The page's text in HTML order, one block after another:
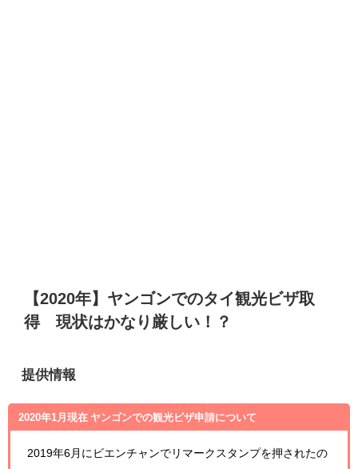
【2020年】ヤンゴンでのタイ観光ビザ取
得 現状はかなり厳しい！？
提供情報
2020年1月現在 ヤンゴンでの観光ビザ申請について
2019年6月にビエンチャンでリマークスタンプを押されたの